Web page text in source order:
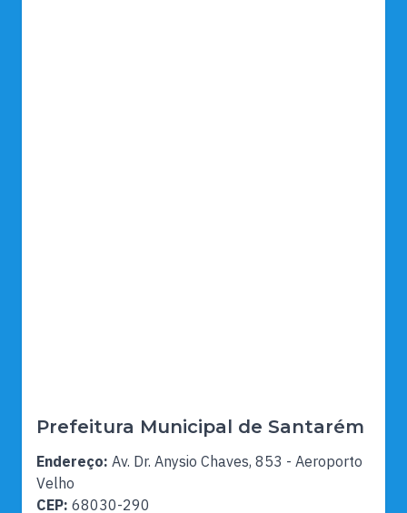
Prefeitura Municipal de Santarém
Endereço: Av. Dr. Anysio Chaves, 853 - Aeroporto
Velho
CEP: 68030-290